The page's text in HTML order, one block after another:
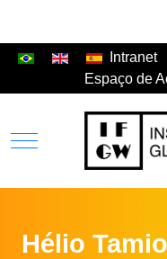
Intranet
Espaço de
Hélio